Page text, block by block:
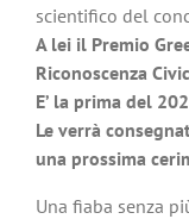
scientifico del
A lei il Premio
Riconoscenza
E’ la prima del
Le verrà
una prossima
Una fiaba senza